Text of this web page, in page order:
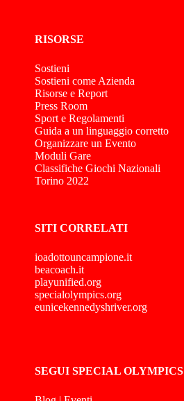
RISORSE
Sostieni
Sostieni come Azienda
Risorse e Report
Press Room
Sport e Regolamenti
Guida a un linguaggio corretto
Organizzare un Evento
Moduli Gare
Classifiche Giochi Nazionali
Torino 2022
SITI CORRELATI
ioadottouncampione.it
beacoach.it
playunified.org
specialolympics.org
eunicekennedyshriver.org
SEGUI SPECIAL OLYMPICS